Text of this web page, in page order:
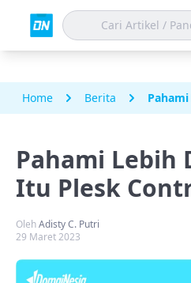
Home Berita
Pahami Lebih
Itu Plesk
OlehAdisty C. Putri
29 Maret 2023